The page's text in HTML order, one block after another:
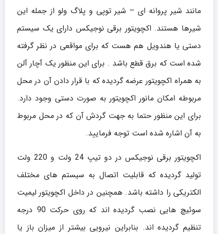
مانند شیر پروانه ای – شیر توپی و پلاگ ولو از جمله این
شیرها هستند. اکچویتور برقی نوجیکس دارای یک سیستم
دستی یا هندویل هم هست که برای مواقعی در نظر گرفته
شده است که برق قطع باشد . برای این منظور یک آچار آلن
به همراه اکچویتور عرضه گردیده که با قرار دادن آن در محل
مربوطه امکان مانور اکچویتور به صورت دستی وجود دارد.
برای این منظور حتما به جهت گردش آن که در محل مربوط
به آن اشاره شده است توجه فرمایید.
اکچویتور برقی نوجیکس در دو تیپ 24 ولت و 220 ولت
تولید گردیده که قابلیت اتصال به سیستم های مختلف
الکتریکی را داشته باشد. همچنین در داخل اکچویتور لیمیت
سوئیچ هایی نصب گردیده اند که روی حرکت 90 درجه
تنظیم گردیده اند. بنابراین نیرویی بیشتر از میزان باز یا